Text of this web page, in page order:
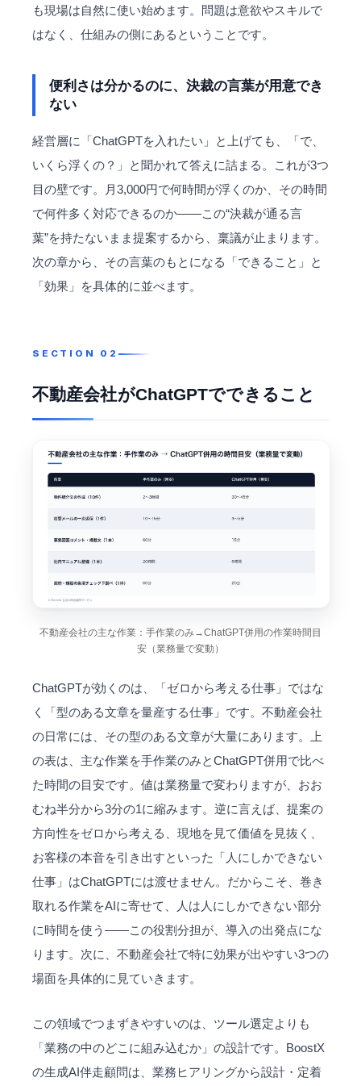
も現場は自然に使い始めます。問題は意欲やスキルで
はなく、仕組みの側にあるということです。
便利さは分かるのに、決裁の言葉が用意でき
ない
経営層に「ChatGPTを入れたい」と上げても、「で、
いくら浮くの？」と聞かれて答えに詰まる。これが3つ
目の壁です。月3,000円で何時間が浮くのか、その時間
で何件多く対応できるのか——この“決裁が通る言
葉”を持たないまま提案するから、稟議が止まります。
次の章から、その言葉のもとになる「できること」と
「効果」を具体的に並べます。
不動産会社がChatGPTでできること
不動産会社の主な作業：手作業のみ→ChatGPT併用の作業時間目
安（業務量で変動）
ChatGPTが効くのは、「ゼロから考える仕事」ではな
く「型のある文章を量産する仕事」です。不動産会社
の日常には、その型のある文章が大量にあります。上
の表は、主な作業を手作業のみとChatGPT併用で比べ
た時間の目安です。値は業務量で変わりますが、おお
むね半分から3分の1に縮みます。逆に言えば、提案の
方向性をゼロから考える、現地を見て価値を見抜く、
お客様の本音を引き出すといった「人にしかできない
仕事」はChatGPTには渡せません。だからこそ、巻き
取れる作業をAIに寄せて、人は人にしかできない部分
に時間を使う——この役割分担が、導入の出発点にな
ります。次に、不動産会社で特に効果が出やすい3つの
場面を具体的に見ていきます。
この領域でつまずきやすいのは、ツール選定よりも
「業務の中のどこに組み込むか」の設計です。BoostX
の生成AI伴走顧問は、業務ヒアリングから設計・定着